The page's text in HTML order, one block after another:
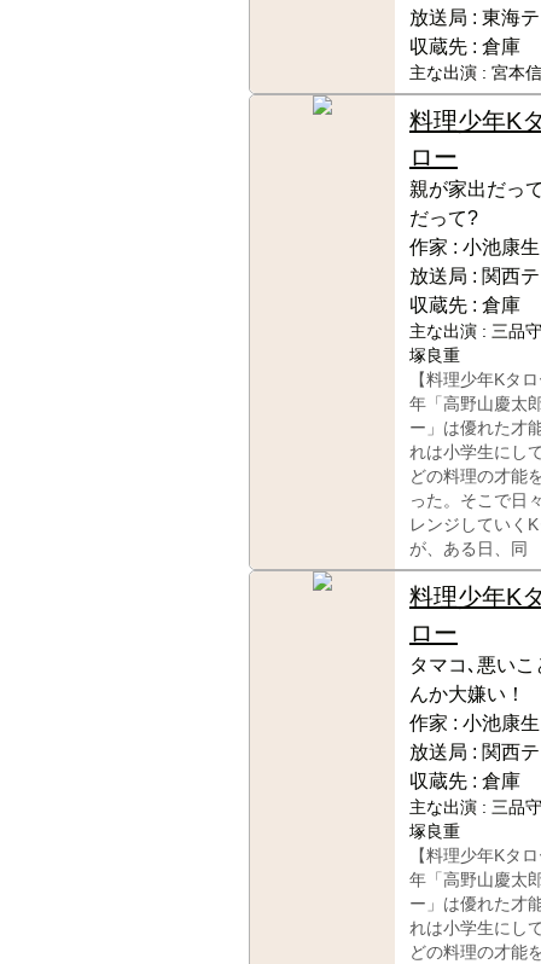
放送局 : 東海
収蔵先 : 倉庫
主な出演 : 宮本
料理少年K
ロー
親が家出だっ
だって?
作家 : 小池康生
放送局 : 関西
収蔵先 : 倉庫
主な出演 : 三品
塚良重
【料理少年Kタ
年「高野山慶太
ー」は優れた才
れは小学生にし
どの料理の才能
った。そこで日
レンジしていく
が、ある日、同
料理少年K
ロー
タマコ､悪い
んか大嫌い！
作家 : 小池康生
放送局 : 関西
収蔵先 : 倉庫
主な出演 : 三品
塚良重
【料理少年Kタ
年「高野山慶太
ー」は優れた才
れは小学生にし
どの料理の才能